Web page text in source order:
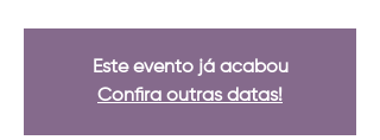
Este evento já acabou
Confira outras datas!